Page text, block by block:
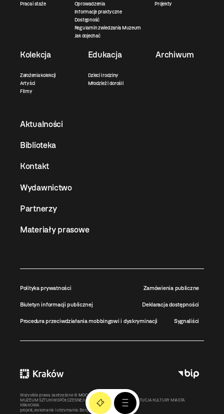
Praca i staże
Oprowadzenia
Informacje praktyczne
Dostępność
Regulamin zwiedzania Muzeum
Jak dojechać
Projekty
Kolekcja
Założenia kolekcji
Artyści
Filmy
Edukacja
Dzieci i rodziny
Młodzież i dorośli
Archiwum
Aktualności
Biblioteka
Kontakt
Wydawnictwo
Partnerzy
Materiały prasowe
Polityka prywatności Zamówienia publiczne
Biuletyn informacji publicznej Deklaracja dostępności
Procedura przeciwdziałania mobbingowi i dyskryminacji Sygnaliści
Wszystkie prawa zastrzeżone © MOCAK2011-2026
MUZEUM SZTUKI WSPÓŁCZESNEJ W KRAKOWIE MOCAK – INSTYTUCJA KULTURY MIASTA
KRAKOWA
projekt, wykonanie i utrzymanie: Bonjour.pl